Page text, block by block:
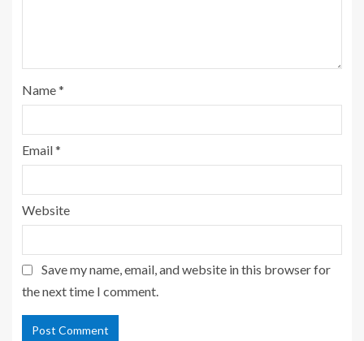
Name*
Email*
Website
Save my name, email, and website in this browser for
the next time I comment.